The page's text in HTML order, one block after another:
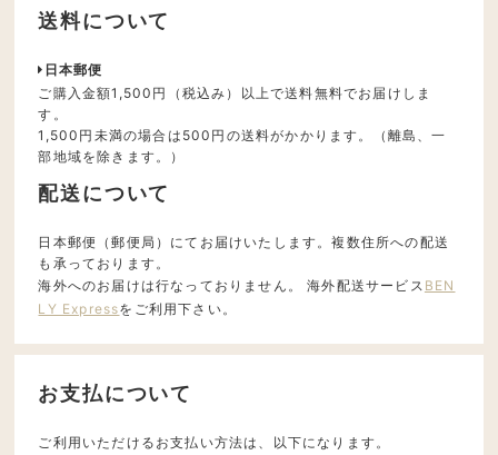
送料について
日本郵便
ご購入金額1,500円（税込み）以上で送料無料でお届けしま
す。
1,500円未満の場合は500円の送料がかかります。（離島、一
部地域を除きます。）
配送について
日本郵便（郵便局）にてお届けいたします。複数住所への配送
も承っております。
海外へのお届けは行なっておりません。 海外配送サービス BEN
LY Expressをご利用下さい。
お支払について
ご利用いただけるお支払い方法は、以下になります。